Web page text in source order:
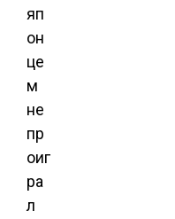
яп
он
це
м
не
пр
оиг
ра
л